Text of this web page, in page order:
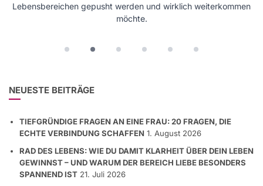
Lebensbereichen gepusht werden und wirklich weiterkommen
möchte.
NEUESTE BEITRÄGE
TIEFGRÜNDIGE FRAGEN AN EINE FRAU: 20 FRAGEN, DIE
ECHTE VERBINDUNG SCHAFFEN 1. August 2026
RAD DES LEBENS: WIE DU DAMIT KLARHEIT ÜBER DEIN LEBEN
GEWINNST – UND WARUM DER BEREICH LIEBE BESONDERS
SPANNEND IST 21. Juli 2026